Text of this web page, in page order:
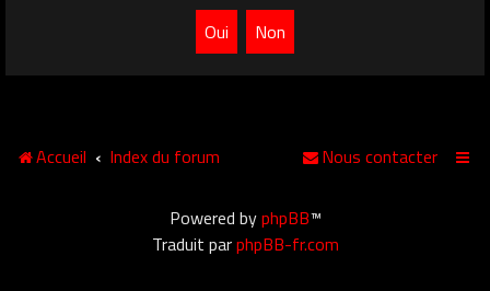
Accueil Index du forum Nous contacter
Powered byphpBB™
Traduit parphpBB-fr.com